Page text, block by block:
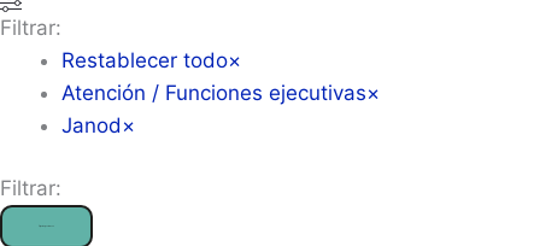
Filtrar:
Restablecer todo×
Atención / Funciones ejecutivas×
Janod ×
Filtrar: